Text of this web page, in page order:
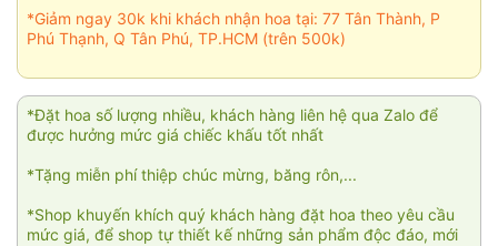
*Giảm ngay 30k khi khách nhận hoa tại: 77 Tân Thành, P
Phú Thạnh, Q Tân Phú, TP.HCM (trên 500k)
*Đặt hoa số lượng nhiều, khách hàng liên hệ qua Zalo để
được hưởng mức giá chiếc khấu tốt nhất
*Tặng miễn phí thiệp chúc mừng, băng rôn,...
*Shop khuyến khích quý khách hàng đặt hoa theo yêu cầu
mức giá, để shop tự thiết kế những sản phẩm độc đáo, mới